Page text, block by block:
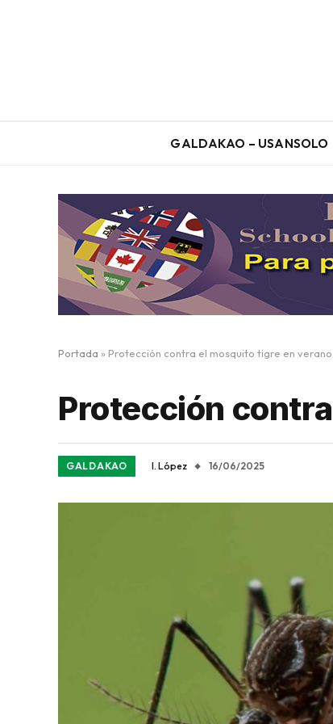
GALDAKAO – USANSOLO
Portada » Protección contra el mosquito tigre en verano
Protección
GALDAKAO I. López 16/06/2025